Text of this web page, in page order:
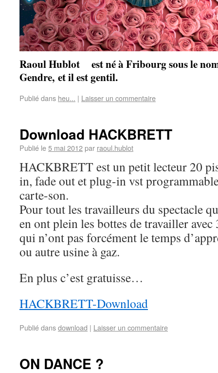
Raoul Hublot est né à Fribourg sous le
Gendre, et il est gentil.
Publié dans heu... | Laisser un commentaire
Download HACKBRETT
Publié le5 mai 2012par raoul.hublot
HACKBRETT est un petit lecteur 20
in, fade out et plug-in vst
carte-son.
Pour tout les travailleurs du spectacle
en ont plein les bottes de travailler
qui n’ont pas forcément le temps
ou autre usine à gaz.
En plus c’est gratuisse…
HACKBRETT-Download
Publié dansdownload | Laisser un commentaire
ON DANCE ?